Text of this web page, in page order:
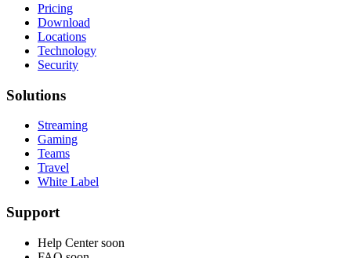
Pricing
Download
Locations
Technology
Security
Solutions
Streaming
Gaming
Teams
Travel
White Label
Support
Help Center soon